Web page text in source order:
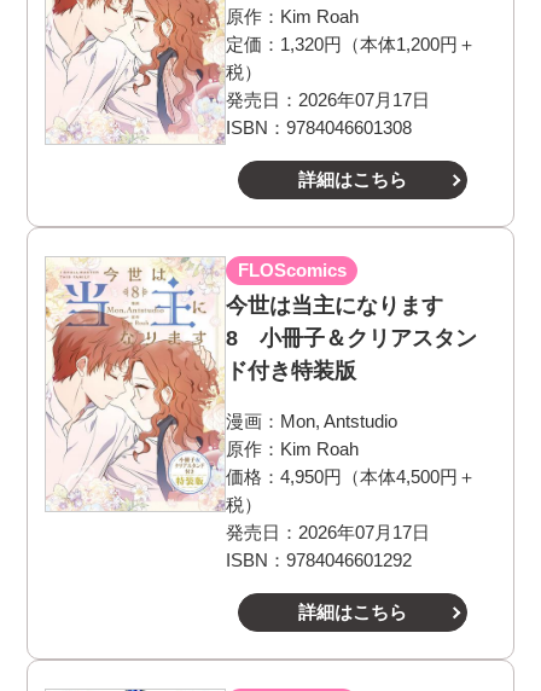
原作： Kim Roah
定価：1,320円（本体1,200円＋
税）
発売日：2026年07月17日
ISBN：9784046601308
詳細はこちら
FLOScomics
今世は当主になります
8 小冊子＆クリアスタン
ド付き特装版
漫画： Mon, Antstudio
原作： Kim Roah
価格：4,950円（本体4,500円＋
税）
発売日：2026年07月17日
ISBN：9784046601292
詳細はこちら